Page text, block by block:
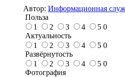
Автор: Информационная
Польза
1
2 3 4 5 0
Актуальность
1
2 3 4 5 0
Развёрнутость
1
2 3 4 5 0
Фотография